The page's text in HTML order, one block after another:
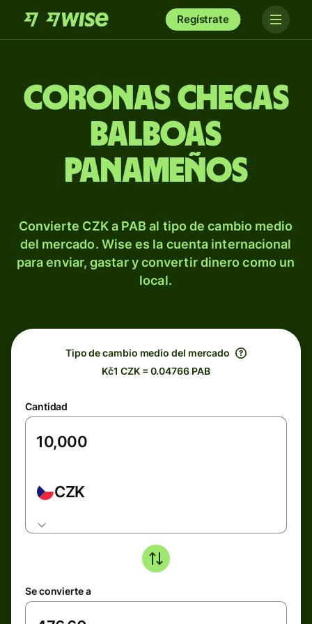
Regístrate
Coronas checas
balboas
panameños
Convierte CZK a PAB al tipo de cambio medio
del mercado. Wise es la cuenta internacional
para enviar, gastar y convertir dinero como un
local.
Tipo de cambio medio del mercado
Kč1 CZK = 0.04766 PAB
Cantidad
CZK
Se convierte a